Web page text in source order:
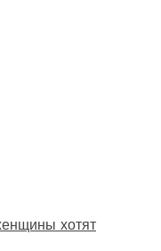
хотят